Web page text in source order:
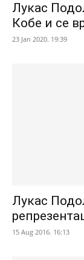
Лукас
Кобе и се
23 Jan 2020. 19:39
Лукас
15 Aug 2016. 16:13